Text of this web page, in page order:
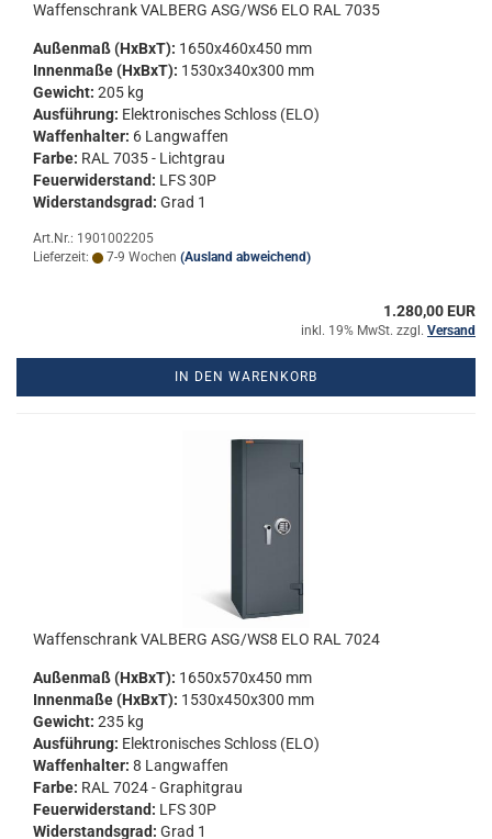
Waf­fen­schrank VAL­BERG ASG/WS6 ELO RAL 7035
Au­ßen­maß (HxBxT): 1650x460x450 mm
In­nen­ma­ße (HxBxT): 1530x340x300 mm
Ge­wicht: 205 kg
Aus­füh­rung: Elek­tro­ni­sches Schloss (ELO)
Waf­fen­hal­ter: 6 Lang­waf­fen
Farbe: RAL 7035 - Licht­grau
Feu­er­wi­der­stand: LFS 30P
Wi­der­stands­grad: Grad 1
Art.Nr.: 1901002205
Lieferzeit:
7-9 Wochen (Ausland abweichend)
1.280,00 EUR
inkl. 19% MwSt. zzgl. Versand
IN DEN WARENKORB
Waf­fen­schrank VAL­BERG ASG/WS8 ELO RAL 7024
Au­ßen­maß (HxBxT): 1650x570x450 mm
In­nen­ma­ße (HxBxT): 1530x450x300 mm
Ge­wicht: 235 kg
Aus­füh­rung: Elek­tro­ni­sches Schloss (ELO)
Waf­fen­hal­ter: 8 Lang­waf­fen
Farbe: RAL 7024 - Gra­phit­grau
Feu­er­wi­der­stand: LFS 30P
Wi­der­stands­grad: Grad 1